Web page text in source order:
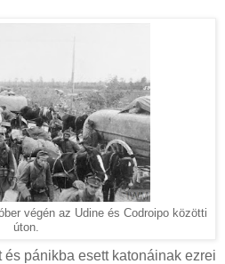
végén az Udine és Codroipo közötti
úton.
pánikba esett katonáinak ezrei